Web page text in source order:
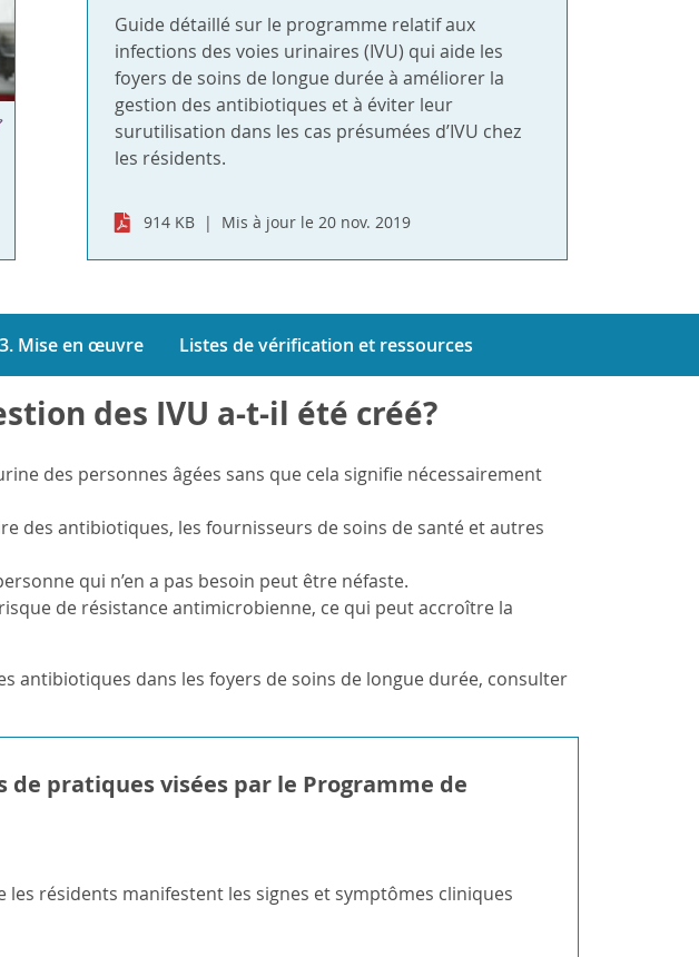
Guide détaillé sur le programme relatif aux
infections des voies urinaires (IVU) qui aide les
foyers de soins de longue durée à améliorer la
gestion des antibiotiques et à éviter leur
surutilisation dans les cas présumées d’IVU chez
les résidents.
914 KB Mis à jour le 20 nov. 2019
3. Mise en œuvre Listes de vérification et ressources
des IVU a-t-il été créé?
des personnes âgées sans que cela signifie nécessairement
des antibiotiques, les fournisseurs de soins de santé et autres
qui n’en a pas besoin peut être néfaste.
de résistance antimicrobienne, ce qui peut accroître la
antibiotiques dans les foyers de soins de longue durée, consulter
pratiques visées par le Programme de
les résidents manifestent les signes et symptômes cliniques